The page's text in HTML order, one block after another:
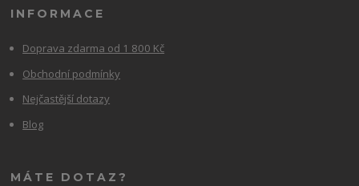
INFORMACE
Doprava zdarma od 1 800 Kč
Obchodní podmínky
Nejčastější dotazy
Blog
MÁTE DOTAZ?